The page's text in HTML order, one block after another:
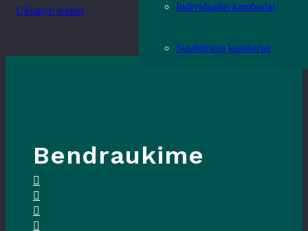
Individualūs kambariai
Susibūrimų kambariai
Užsakyti leidinį
Bendraukime